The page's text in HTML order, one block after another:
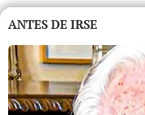
ANTES DE IRSE